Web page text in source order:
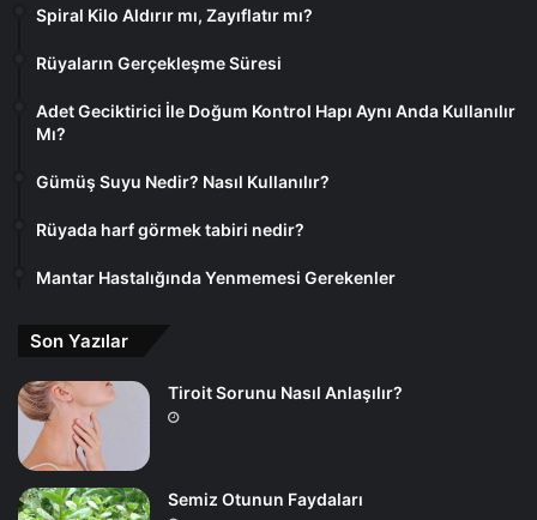
Spiral Kilo Aldırır mı, Zayıflatır mı?
Rüyaların Gerçekleşme Süresi
Adet Geciktirici İle Doğum Kontrol Hapı Aynı Anda Kullanılır
Mı?
Gümüş Suyu Nedir? Nasıl Kullanılır?
Rüyada harf görmek tabiri nedir?
Mantar Hastalığında Yenmemesi Gerekenler
Son Yazılar
Tiroit Sorunu Nasıl Anlaşılır?
Semiz Otunun Faydaları